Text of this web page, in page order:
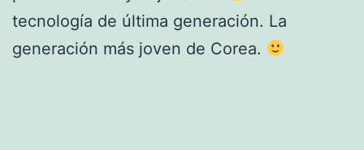
tecnología de última generación. La
generación más joven de Corea.